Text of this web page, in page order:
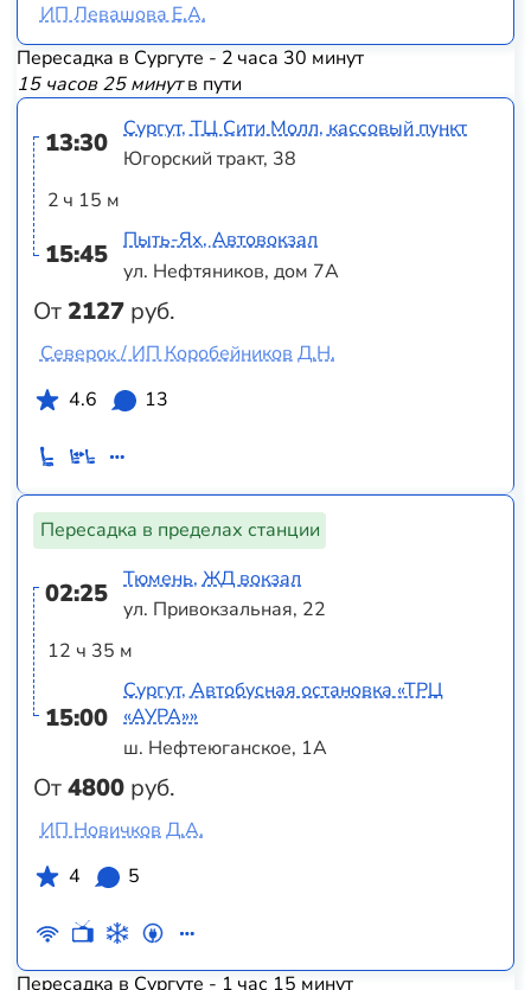
ИП Левашова Е.А.
Пересадка в Сургуте - 2 часа 30 минут
15 часов 25 минутв пути
13:30
2 ч 15 м
15:45
От2127 руб.
Сургут, ТЦ Сити Молл, кассовый пункт
Югорский тракт, 38
Пыть-Ях, Автовокзал
ул. Нефтяников, дом 7А
Северок / ИП Коробейников Д.Н.
4.6
13
Пересадка в пределах станции
02:25
12 ч 35 м
15:00
От4800 руб.
Тюмень, ЖД вокзал
ул. Привокзальная, 22
Сургут, Автобусная остановка «ТРЦ
«АУРА»»
ш. Нефтеюганское, 1А
ИП Новичков Д.А.
4
5
Пересадка в Сургуте - 1 час 15 минут